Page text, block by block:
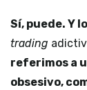
Sí, puede. Y
trading
referimos a
obsesivo,